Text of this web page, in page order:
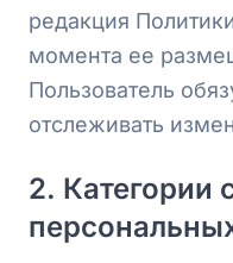
редакция
момента ее
Пользователь
отслеживать
2. Категории